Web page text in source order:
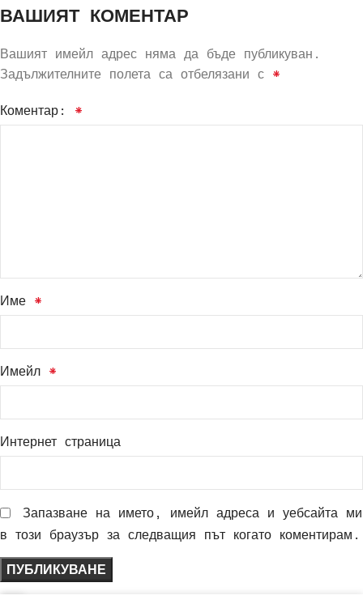
ВАШИЯТ КОМЕНТАР
Вашият имейл адрес няма да бъде публикуван.
Задължителните полета са отбелязани с *
Коментар: *
Име *
Имейл *
Интернет страница
Запазване на името, имейл адреса и уебсайта ми
в този браузър за следващия път когато коментирам.